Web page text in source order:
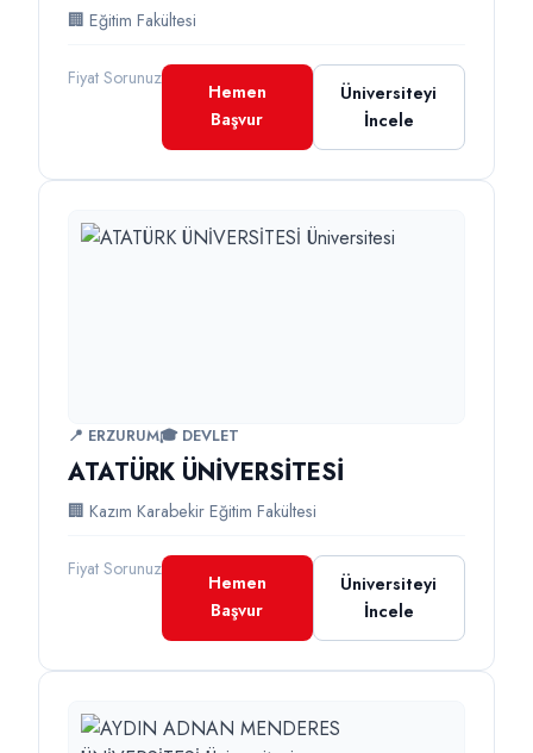
🏢 Eğitim Fakültesi
Fiyat Sorunuz
Hemen
Başvur
Üniversiteyi
İncele
📍 ERZURUM🎓 DEVLET
ATATÜRK ÜNİVERSİTESİ
🏢 Kazım Karabekir Eğitim Fakültesi
Fiyat Sorunuz
Hemen
Başvur
Üniversiteyi
İncele